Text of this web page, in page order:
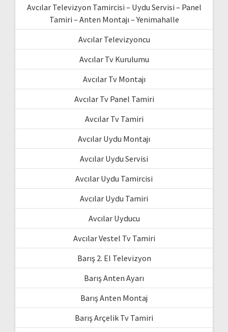
Avcılar Televizyon Tamircisi – Uydu Servisi – Panel
Tamiri – Anten Montajı – Yenimahalle
Avcılar Televizyoncu
Avcılar Tv Kurulumu
Avcılar Tv Montajı
Avcılar Tv Panel Tamiri
Avcılar Tv Tamiri
Avcılar Uydu Montajı
Avcılar Uydu Servisi
Avcılar Uydu Tamircisi
Avcılar Uydu Tamiri
Avcılar Uyducu
Avcılar Vestel Tv Tamiri
Barış 2. El Televizyon
Barış Anten Ayarı
Barış Anten Montaj
Barış Arçelik Tv Tamiri